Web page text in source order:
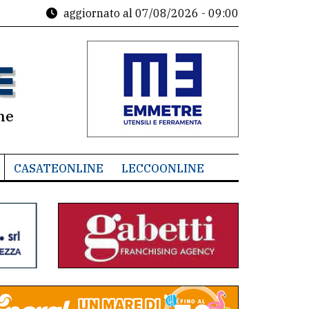
aggiornato al 07/08/2026 - 09:00
CASATEONLINE LECCOONLINE